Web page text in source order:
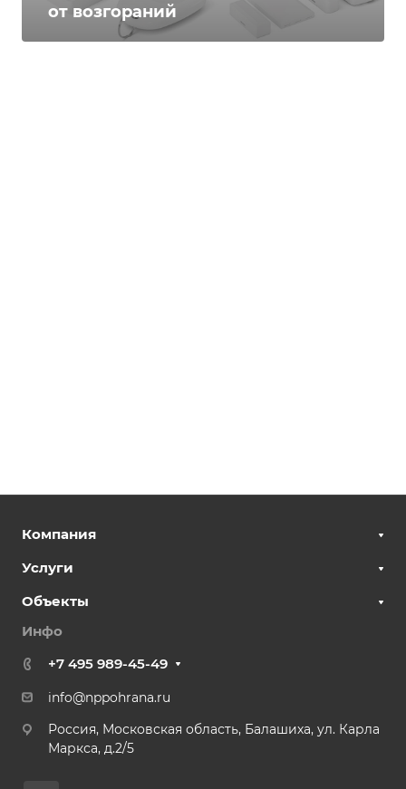
от возгораний
Компания
Услуги
Объекты
Инфо
+7 495 989-45-49
info@nppohrana.ru
Россия, Московская область, Балашиха, ул. Карла
Маркса, д.2/5